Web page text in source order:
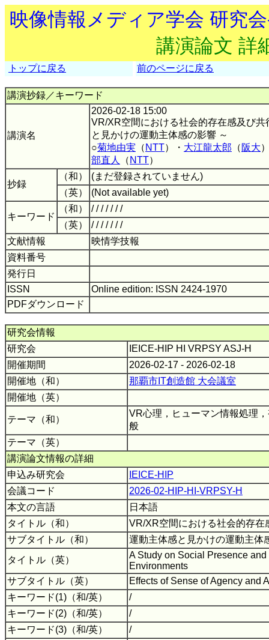
映像情報メディア学会 研究
講演論文 詳
トップに戻る 前のページに戻る
講演抄録／キーワード
講演名
2026-02-18 15:00
VR/XR空間における社会的存在感及び
と見かけの運動主体感の影響 ～
○菊地由実 （ NTT）・ 大江龍太郎 （ 阪大
部直人
（ NTT）
抄録
（和）
(まだ登録されていません)
（英）
(Not available yet)
キーワード
（和）
/ / / / / / /
（英）
/ / / / / / /
文献情報
映情学技報
資料番号
発行日
ISSN
Online edition: ISSN 2424-1970
PDFダウンロード
研究会情報
研究会
IEICE-HIP HI VRPSY ASJ-H
開催期間
2026-02-17 - 2026-02-18
開催地（和）
那覇市IT創造館 大会議室
開催地（英）
テーマ（和）
VR心理，ヒューマン情報処理
般
テーマ（英）
講演論文情報の詳細
申込み研究会
IEICE-HIP
会議コード
2026-02-HIP-HI-VRPSY-H
本文の言語
日本語
タイトル（和）
VR/XR空間における社会的存
サブタイトル（和）
運動主体感と見かけの運動主体
タイトル（英）
A Study on Social Presence
Environments
サブタイトル（英）
Effects of Sense of Agency and
キーワード(1)（和/英）
/
キーワード(2)（和/英）
/
キーワード(3)（和/英）
/